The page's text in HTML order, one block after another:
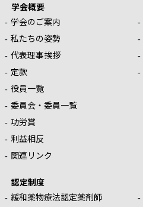
学会概要
学会のご案内
私たちの姿勢
代表理事挨拶
定款
役員一覧
委員会・委員一覧
功労賞
利益相反
関連リンク
認定制度
緩和薬物療法認定薬剤師